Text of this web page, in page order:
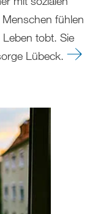
fühlen
tobt. Sie
Lübeck.